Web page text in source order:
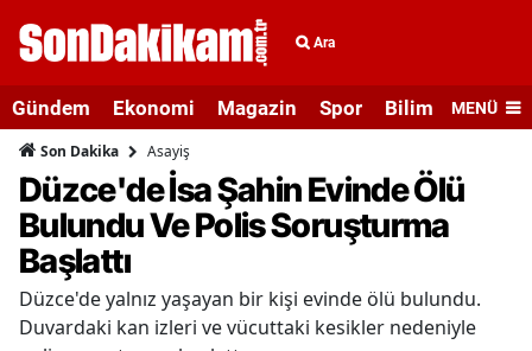
Ara
Gündem Ekonomi Magazin Spor Bilim veMENÜ
Son Dakika Asayiş
Düzce'de İsa Şahin Evinde Ölü
Bulundu Ve Polis Soruşturma
Başlattı
Düzce'de yalnız yaşayan bir kişi evinde ölü bulundu.
Duvardaki kan izleri ve vücuttaki kesikler nedeniyle